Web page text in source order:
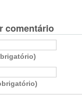
comentário